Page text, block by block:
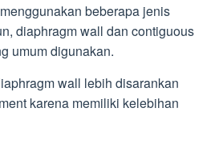
beberapa jenis
diaphragm wall dan contiguous
umum digunakan.
wall lebih disarankan
karena memiliki kelebihan